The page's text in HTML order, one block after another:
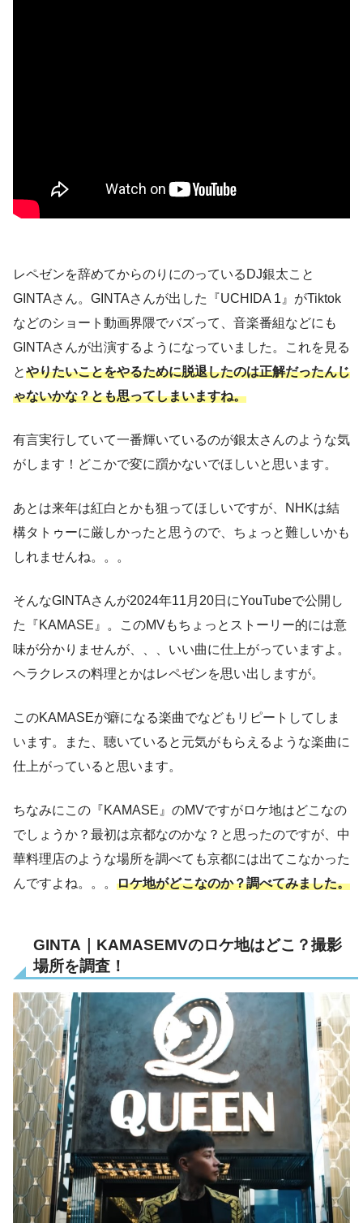
レペゼンを辞めてからのりにのっているDJ銀太こと
GINTAさん。GINTAさんが出した『UCHIDA 1』がTiktok
などのショート動画界隈でバズって、音楽番組などにも
GINTAさんが出演するようになっていました。これを見る
とやりたいことをやるために脱退したのは正解だったんじ
ゃないかな？とも思ってしまいますね。
有言実行していて一番輝いているのが銀太さんのような気
がします！どこかで変に躓かないでほしいと思います。
あとは来年は紅白とかも狙ってほしいですが、NHKは結
構タトゥーに厳しかったと思うので、ちょっと難しいかも
しれませんね。。。
そんなGINTAさんが2024年11月20日にYouTubeで公開し
た『KAMASE』。このMVもちょっとストーリー的には意
味が分かりませんが、、、いい曲に仕上がっていますよ。
ヘラクレスの料理とかはレペゼンを思い出しますが。
このKAMASEが癖になる楽曲でなどもリピートしてしま
います。また、聴いていると元気がもらえるような楽曲に
仕上がっていると思います。
ちなみにこの『KAMASE』のMVですがロケ地はどこなの
でしょうか？最初は京都なのかな？と思ったのですが、中
華料理店のような場所を調べても京都には出てこなかった
んですよね。。。 ロケ地がどこなのか？調べてみました。
GINTA｜KAMASEMVのロケ地はどこ？撮影
場所を調査！